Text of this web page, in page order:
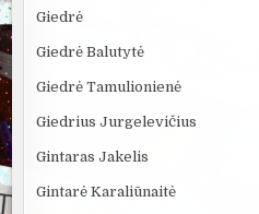
Giedrė
Giedrė Balutytė
Giedrė Tamulionienė
Giedrius Jurgelevičius
Gintaras Jakelis
Gintarė Karaliūnaitė